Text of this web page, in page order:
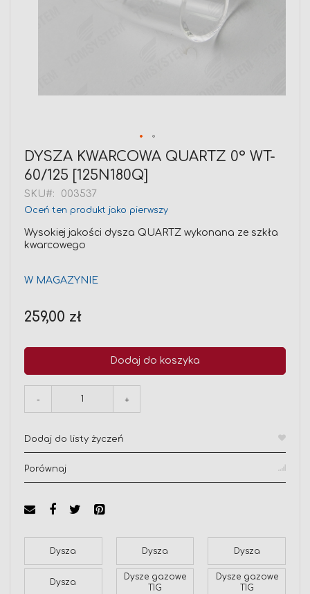
Przejdź
na
początek
DYSZA KWARCOWA QUARTZ 0° WT-
60/125 [125N180Q]
SKU 003537
Oceń ten produkt jako pierwszy
Wysokiej jakości dysza QUARTZ wykonana ze szkła
kwarcowego
W MAGAZYNIE
259,00 zł
Dodaj do koszyka
- +
Dodaj do listy życzeń
Porównaj
Dysza Dysza Dysza
Dysza
Dysze gazowe
TIG
Dysze gazowe
TIG